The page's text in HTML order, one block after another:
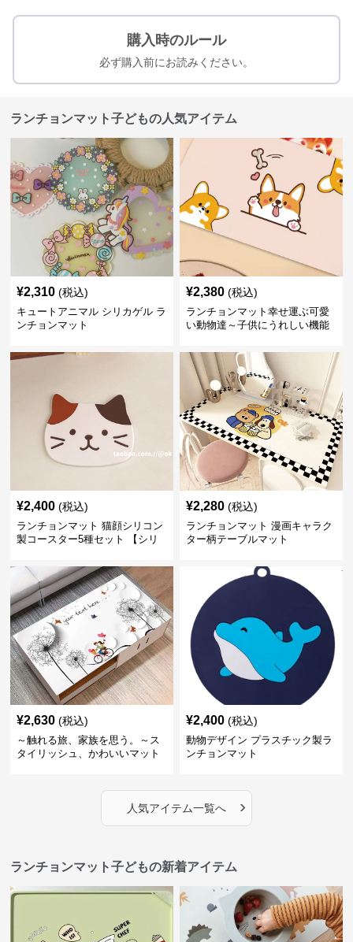
購入時のルール
必ず購入前にお読みください。
ランチョンマット子どもの人気アイテム
¥2,310 (税込)
キュートアニマル シリカゲル ラ
ンチョンマット
¥2,380 (税込)
ランチョンマット幸せ運ぶ可愛
い動物達～子供にうれしい機能
¥2,400 (税込)
ランチョンマット 猫顔シリコン
製コースター5種セット 【シリ
¥2,280 (税込)
ランチョンマット 漫画キャラク
ター柄テーブルマット
¥2,630 (税込)
～触れる旅、家族を思う。～ス
タイリッシュ、かわいいマット
¥2,400 (税込)
動物デザイン プラスチック製ラ
ンチョンマット
人気アイテム一覧へ ›
ランチョンマット子どもの新着アイテム